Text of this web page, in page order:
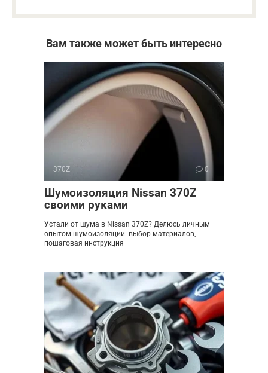
Вам также может быть интересно
370Z 0
Шумоизоляция Nissan 370Z
своими руками
Устали от шума в Nissan 370Z? Делюсь личным
опытом шумоизоляции: выбор материалов,
пошаговая инструкция